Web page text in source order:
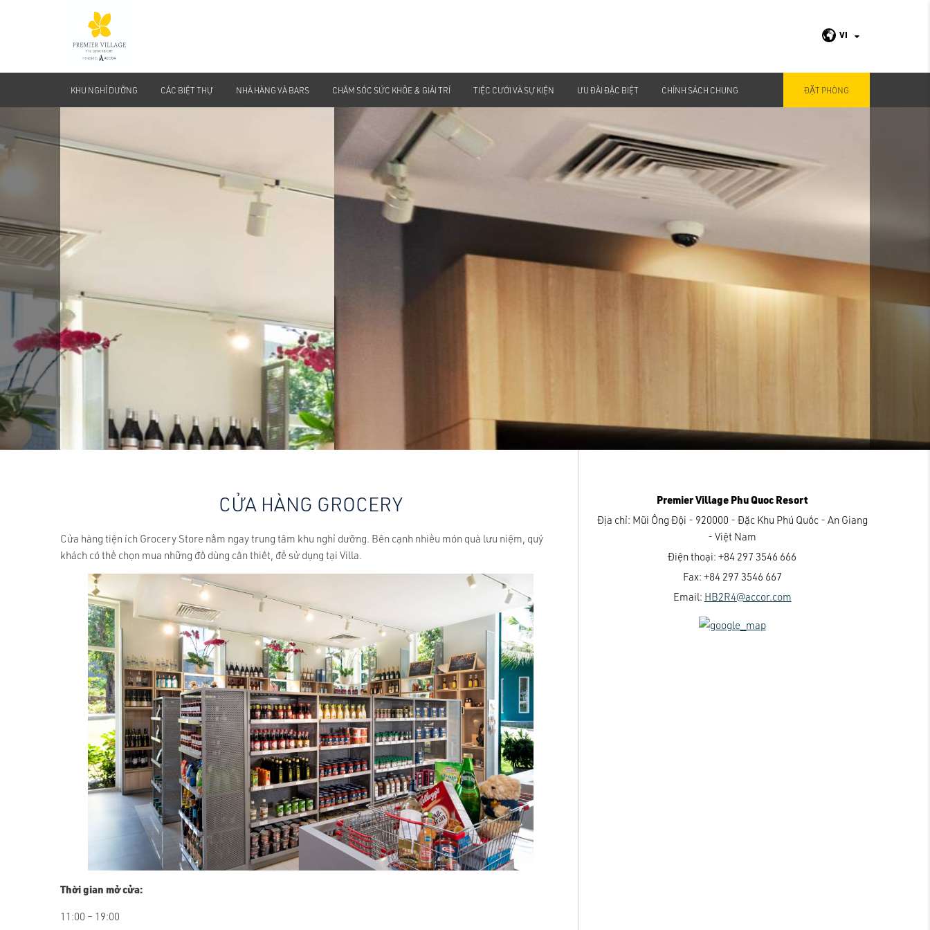
VI
KHU NGHỈ DƯỠNG CÁC BIỆT THỰ NHÀ HÀNG VÀ BARS CHĂM SÓC SỨC KHỎE & GIẢI TRÍ TIỆC CƯỚI VÀ SỰ KIỆN ƯU ĐÃI ĐẶC BIỆT CHÍNH SÁCH CHUNG ĐẶT PHÒNG
CỬA HÀNG GROCERY
Cửa hàng tiện ích Grocery Store nằm ngay trung tâm khu nghỉ dưỡng. Bên cạnh nhiều món quà lưu niệm, quý
khách có thể chọn mua những đồ dùng cần thiết, để sử dụng tại Villa.
Thời gian mở cửa:
11:00 – 19:00
Premier Village Phu Quoc Resort
Địa chỉ: Mũi Ông Đội - 920000 - Đặc Khu Phú Quốc - An Giang
- Việt Nam
Điện thoại: +84 297 3546 666
Fax: +84 297 3546 667
Email: HB2R4@accor.com